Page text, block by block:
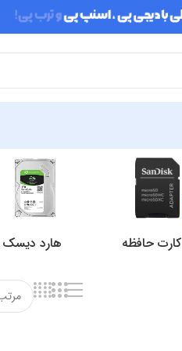
کارت حافظه هارد دیسک